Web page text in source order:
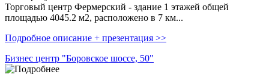
Торговый центр Фермерский - здание 1 этажей общей
площадью 4045.2 м2, расположено в 7 км...
Подробное описание + презентация >>
Бизнес центр "Боровское шоссе, 50"